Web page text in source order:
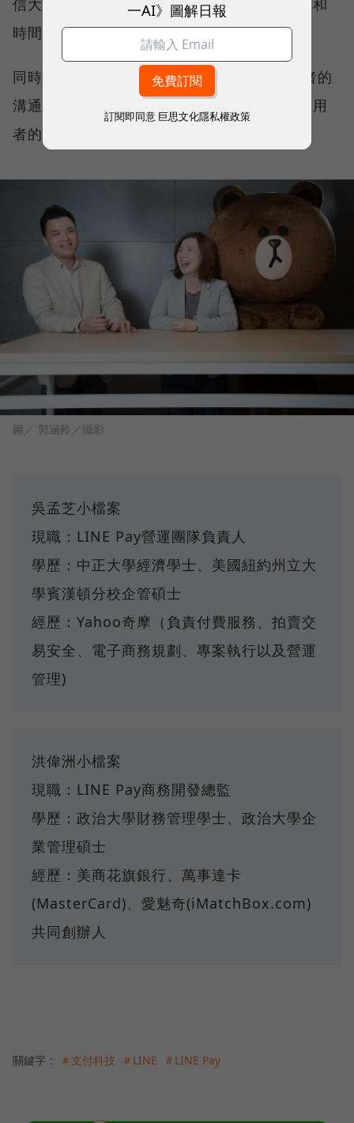
時間點早晚的問題而已。
同時，LINE Pay也計畫透過活動加強和消費者的
溝通，要在這波支付大戰中，搶先一步建立使用
者的品牌認同度和服務黏著度。
圖／ 郭涵羚／攝影
吳孟芝小檔案
現職：LINE Pay營運團隊負責人
學歷：中正大學經濟學士、美國紐約州立大
學賓漢頓分校企管碩士
經歷：Yahoo奇摩（負責付費服務、拍賣交
易安全、電子商務規劃、專案執行以及營運
管理)
洪偉洲小檔案
現職：LINE Pay商務開發總監
學歷：政治大學財務管理學士、政治大學企
業管理碩士
經歷：美商花旗銀行、萬事達卡
(MasterCard)、愛魅奇(iMatchBox.com)
共同創辦人
關鍵字： ＃支付科技 ＃LINE ＃LINE Pay
一AI》圖解日報
訂閱即同意 巨思文化隱私權政策